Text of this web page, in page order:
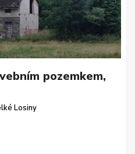
pozemkem,
Losiny